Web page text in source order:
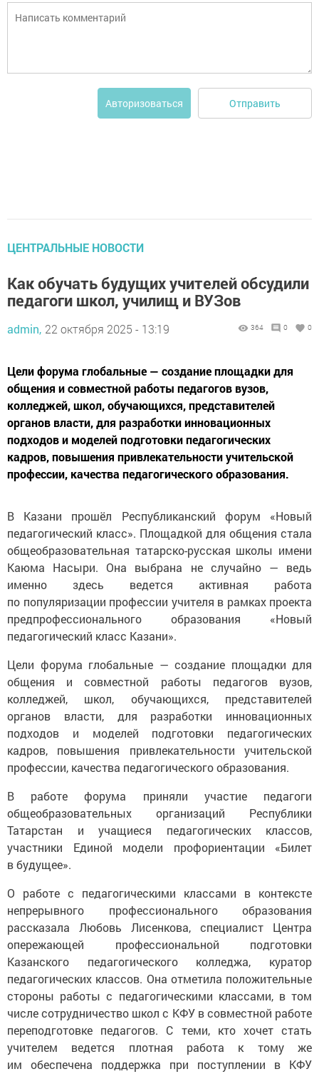
Авторизоваться Отправить
ЦЕНТРАЛЬНЫЕ НОВОСТИ
Как обучать будущих учителей обсудили
педагоги школ, училищ и ВУЗов
admin, 22 октября 2025 - 13:19 364 0 0
Цели форума глобальные — создание площадки для
общения и совместной работы педагогов вузов,
колледжей, школ, обучающихся, представителей
органов власти, для разработки инновационных
подходов и моделей подготовки педагогических
кадров, повышения привлекательности учительской
профессии, качества педагогического образования.
В Казани прошёл Республиканский форум «Новый
педагогический класс». Площадкой для общения стала
общеобразовательная татарско-русская школы имени
Каюма Насыри. Она выбрана не случайно — ведь
именно здесь ведется активная работа
по популяризации профессии учителя в рамках проекта
предпрофессионального образования «Новый
педагогический класс Казани».
Цели форума глобальные — создание площадки для
общения и совместной работы педагогов вузов,
колледжей, школ, обучающихся, представителей
органов власти, для разработки инновационных
подходов и моделей подготовки педагогических
кадров, повышения привлекательности учительской
профессии, качества педагогического образования.
В работе форума приняли участие педагоги
общеобразовательных организаций Республики
Татарстан и учащиеся педагогических классов,
участники Единой модели профориентации «Билет
в будущее».
О работе с педагогическими классами в контексте
непрерывного профессионального образования
рассказала Любовь Лисенкова, специалист Центра
опережающей профессиональной подготовки
Казанского педагогического колледжа, куратор
педагогических классов. Она отметила положительные
стороны работы с педагогическими классами, в том
числе сотрудничество школ с КФУ в совместной работе
переподготовке педагогов. С теми, кто хочет стать
учителем ведется плотная работа к тому же
им обеспечена поддержка при поступлении в КФУ